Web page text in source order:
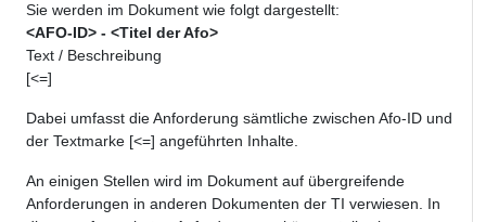
Sie werden im Dokument wie folgt dargestellt:
<AFO-ID> - <Titel der Afo>
Text / Beschreibung
[<=]
Dabei umfasst die Anforderung sämtliche zwischen Afo-ID und
der Textmarke [<=] angeführten Inhalte.
An einigen Stellen wird im Dokument auf übergreifende
Anforderungen in anderen Dokumenten der TI verwiesen. In